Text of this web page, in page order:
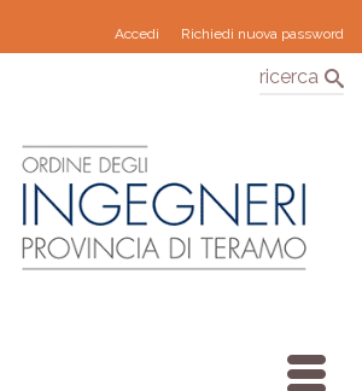
Accedi Richiedi nuova password
ricerca